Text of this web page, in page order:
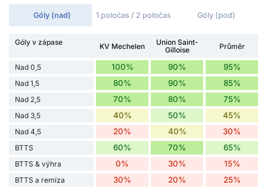
Góly (nad) 1 poločas / 2 poločas Góly (pod)
Góly v zápase KV Mechelen
Union Saint-
Gilloise
Průměr
Nad 0,5 100% 90% 95%
Nad 1,5 80% 90% 85%
Nad 2,5 70% 80% 75%
Nad 3,5 40% 50% 45%
Nad 4,5 20% 40% 30%
BTTS 60% 70% 65%
BTTS & výhra 0% 30% 15%
BTTS a remíza 30% 20% 25%